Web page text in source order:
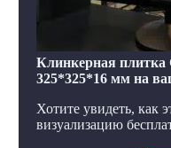
Клинкерная плитка
325*325*16 мм на
Хотите увидеть, как
визуализацию